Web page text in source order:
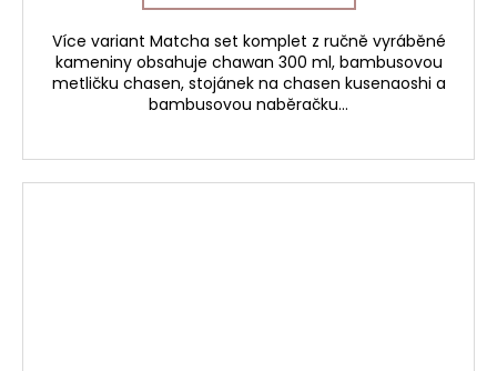
Více variant Matcha set komplet z ručně vyráběné
kameniny obsahuje chawan 300 ml, bambusovou
metličku chasen, stojánek na chasen kusenaoshi a
bambusovou naběračku...